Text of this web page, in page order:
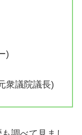
)
衆議院議長)